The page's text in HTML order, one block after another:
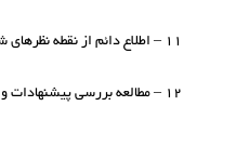
۱۱ – اطلاع دائم از نقطه نظرهای شهروندان و شهرداری در مورد کم وکیف مسائل خدماتی و رفاهی شهر و تجزیه و تحلیل آنها ارائه طرح و پیشنهاد راه حلهای عملی و مناسب
۱۲ – مطالعه بررسی پیشنهادات و طرحها عمومی و اصله از شهروندان و سایر منابع و استفاده از آنها در تدوین برنامه های آتی